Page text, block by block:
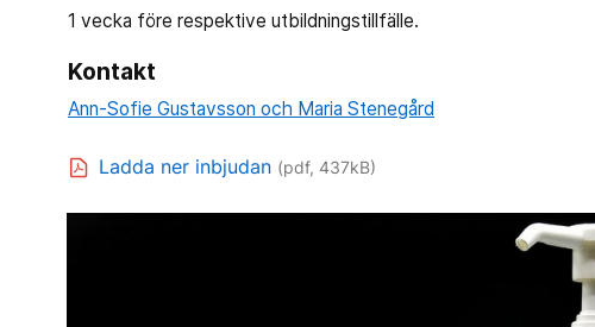
1 vecka före respektive utbildningstillfälle.
Kontakt
Ann-Sofie Gustavsson och Maria Stenegård
Ladda ner inbjudan (pdf, 437kB)